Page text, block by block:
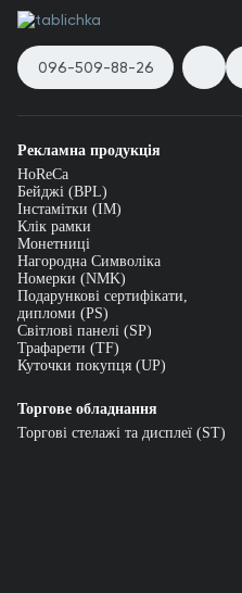
096-509-88-26
Рекламна продукція
HoReCa
Бейджі (BPL)
Інстамітки (IM)
Клік рамки
Монетниці
Нагородна Символіка
Номерки (NMK)
Подарункові сертифікати,
дипломи (PS)
Світлові панелі (SP)
Трафарети (TF)
Куточки покупця (UP)
Торгове обладнання
Торгові стелажі та дисплеї (ST)